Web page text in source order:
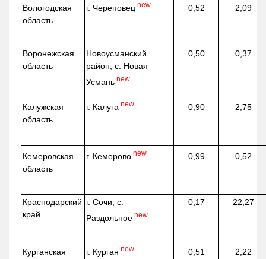
Вологодская
область
г. Череповец new 0,52 2,09
Воронежская
область
Новоусманский
район, с. Новая
Усмань new
0,50 0,37
Калужская
область
г. Калуга new 0,90 2,75
Кемеровская
область
г. Кемерово new 0,99 0,52
Краснодарский
край
г. Сочи, с.
Раздольное new
0,17 22,27
Курганская
г. Курган new 0,51 2,22